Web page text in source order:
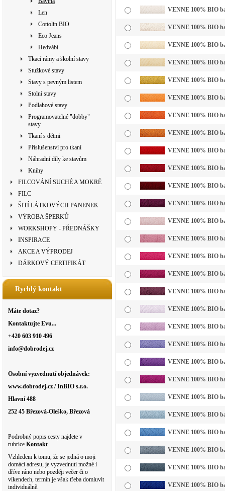
Len
Cottolin BIO
Eco Jeans
Hedvábí
Tkací rámy a školní stavy
Stužkové stavy
Stavy s pevným listem
Stolní stavy
Podlahové stavy
Programovatelné "dobby"
stavy
Tkaní s dětmi
Příslušenství pro tkaní
Náhradní díly ke stavům
Knihy
FILCOVÁNÍ SUCHÉ A MOKRÉ
FILC
ŠITÍ LÁTKOVÝCH PANENEK
VÝROBA ŠPERKŮ
WORKSHOPY - PŘEDNÁŠKY
INSPIRACE
AKCE A VÝPRODEJ
DÁRKOVÝ CERTIFIKÁT
Rychlý kontakt
Máte dotaz?
Kontaktujte Evu...
+420 603 910 496
info@dobrodej.cz
Osobní vyzvednutí objednávek:
www.dobrodej.cz / InBIO s.r.o.
Hlavní 488
252 45 Březová-Oleško, Březová
Podrobný popis cesty najdete v
rubrice Kontakt
Vzhledem k tomu, že se jedná o moji
domácí adresu, je vyzvednutí možné i
dříve ráno nebo později večer či o
víkendech, termín je však třeba domluvit
individuálně.
VENNE 100% BIO
VENNE 100% BIO
VENNE 100% BIO
VENNE 100% BIO
VENNE 100% BIO
VENNE 100% BIO
VENNE 100% BIO
VENNE 100% BIO
VENNE 100% BIO
VENNE 100% BIO
VENNE 100% BIO
VENNE 100% BIO
VENNE 100% BIO
VENNE 100% BIO
VENNE 100% BIO
VENNE 100% BIO
VENNE 100% BIO
VENNE 100% BIO
VENNE 100% BIO
VENNE 100% BIO
VENNE 100% BIO
VENNE 100% BIO
VENNE 100% BIO
VENNE 100% BIO
VENNE 100% BIO
VENNE 100% BIO
VENNE 100% BIO
VENNE 100% BIO